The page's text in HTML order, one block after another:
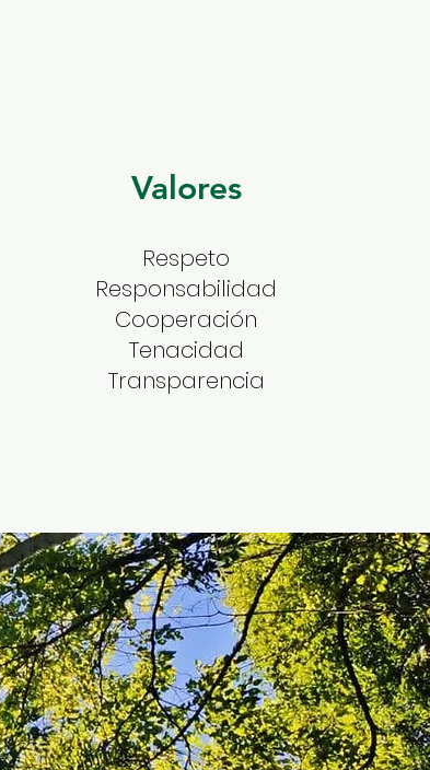
Valores
Respeto
Responsabilidad
Cooperación
Tenacidad
Transparencia